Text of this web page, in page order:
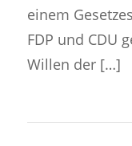
einem
FDP und CDU
Willen der […]